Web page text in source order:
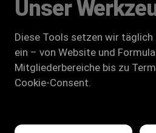
Unser
Diese Tools setzen wir täglich
ein – von Website und
Mitgliederbereiche bis zu
Cookie-Consent.